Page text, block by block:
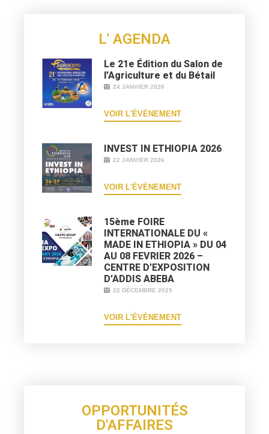
L' AGENDA
Le 21e Édition du Salon de
l’Agriculture et du Bétail
24 JANVIER 2026
VOIR L'ÉVÈNEMENT
INVEST IN ETHIOPIA 2026
22 JANVIER 2026
VOIR L'ÉVÈNEMENT
15ème FOIRE
INTERNATIONALE DU «
MADE IN ETHIOPIA » DU 04
AU 08 FEVRIER 2026 –
CENTRE D’EXPOSITION
D’ADDIS ABEBA
22 DÉCEMBRE 2025
VOIR L'ÉVÈNEMENT
OPPORTUNITÉS
D'AFFAIRES